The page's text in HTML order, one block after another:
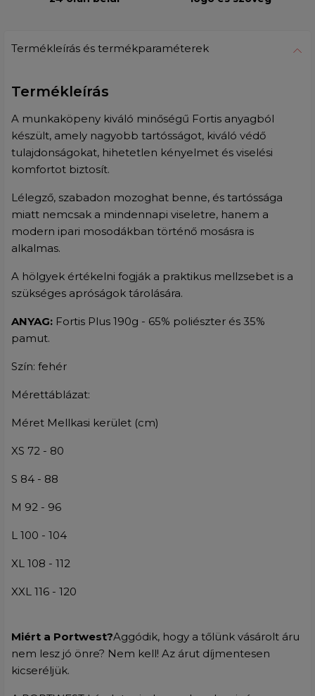
Termékleírás és termékparaméterek
Termékleírás
A munkaköpeny kiváló minőségű Fortis anyagból
készült, amely nagyobb tartósságot, kiváló védő
tulajdonságokat, hihetetlen kényelmet és viselési
komfortot biztosít.
Lélegző, szabadon mozoghat benne, és tartóssága
miatt nemcsak a mindennapi viseletre, hanem a
modern ipari mosodákban történő mosásra is
alkalmas.
A hölgyek értékelni fogják a praktikus mellzsebet is a
szükséges apróságok tárolására.
ANYAG: Fortis Plus 190g - 65% poliészter és 35%
pamut.
Szín: fehér
Mérettáblázat:
Méret Mellkasi kerület (cm)
XS 72 - 80
S 84 - 88
M 92 - 96
L 100 - 104
XL 108 - 112
XXL 116 - 120
Miért a Portwest?Aggódik, hogy a tőlünk vásárolt áru
nem lesz jó önre? Nem kell! Az árut díjmentesen
kicseréljük.